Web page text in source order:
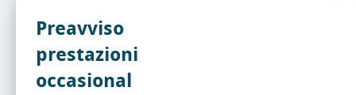
Preavviso
prestazioni
occasional